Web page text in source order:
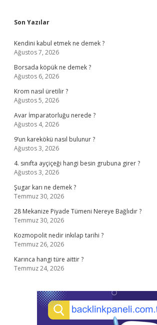
Sidebar
Son Yazılar
Kendini kabul etmek ne demek ?
Ağustos 7, 2026
Borsada köpük ne demek ?
Ağustos 6, 2026
Krom nasıl üretilir ?
Ağustos 5, 2026
Avar İmparatorluğu nerede ?
Ağustos 4, 2026
9’un karekökü nasıl bulunur ?
Ağustos 3, 2026
4. sınıfta ayçiçeği hangi besin grubuna girer ?
Ağustos 3, 2026
Şugar karı ne demek ?
Temmuz 30, 2026
28 Mekanize Piyade Tümeni Nereye Bağlıdır ?
Temmuz 30, 2026
Kozmopolit nedir inkılap tarihi ?
Temmuz 26, 2026
Karınca hangi türe aittir ?
Temmuz 24, 2026